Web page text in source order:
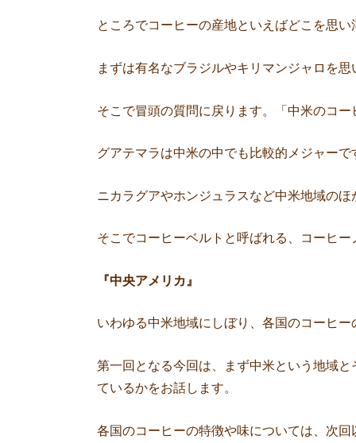
ところでコーヒーの産地といえばどこを思
まずは有名なブラジルやキリマンジャロを
そこで冒頭の質問に戻ります。「中米のコ
グアテマラは中米の中でも比較的メジャーで
ニカラグアやホンジュラスなど中米地域の
そこでコーヒーベルトと呼ばれる、コーヒ
『中央アメリカ』
いわゆる中米地域にしぼり、各国のコーヒ
第一回となる今回は、まず中米という地域
ているかをお話します。
各国のコーヒーの特徴や味については、次